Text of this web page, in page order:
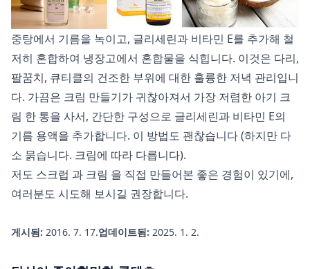
중탕에서 기름을 녹이고, 글리세린과 비타민 E를 추가해 철
저히 혼합하여 냉장고에서 혼합물을 식힙니다. 이것은 다리,
팔꿈치, 큐티클의 건조한 부위에 대한 훌륭한 저녁 관리입니
다. 가끔은 크림 만들기가 귀찮아져서 가장 저렴한 아기 크
림 한 통을 사서, 간단한 구성으로 글리세린과 비타민 E의
기름 용액을 추가합니다. 이 방법도 괜찮습니다 (하지만 다
소 묽습니다. 크림에 따라 다릅니다).
저도 스크럽 과 크림 을 직접 만들어본 좋은 경험이 있기에,
여러분도 시도해 보시길 권장합니다.
게시됨: 2016. 7. 17.업데이트됨: 2025. 1. 2.